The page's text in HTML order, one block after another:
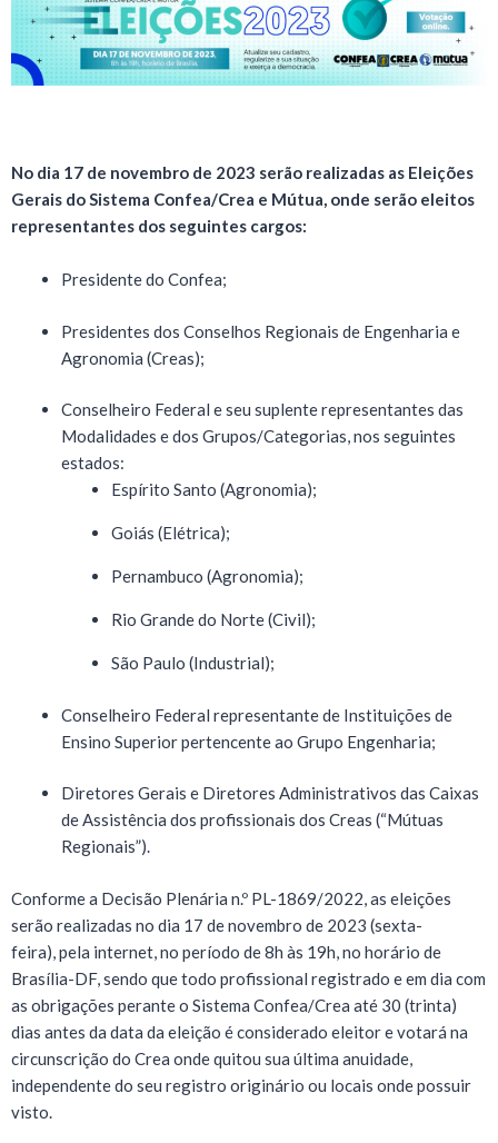
No dia 17 de novembro de 2023 serão realizadas as Eleições
Gerais do Sistema Confea/Crea e Mútua, onde serão eleitos
representantes dos seguintes cargos:
Presidente do Confea;
Presidentes dos Conselhos Regionais de Engenharia e
Agronomia (Creas);
Conselheiro Federal e seu suplente representantes das
Modalidades e dos Grupos/Categorias, nos seguintes
estados:
Espírito Santo (Agronomia);
Goiás (Elétrica);
Pernambuco (Agronomia);
Rio Grande do Norte (Civil);
São Paulo (Industrial);
Conselheiro Federal representante de Instituições de
Ensino Superior pertencente ao Grupo Engenharia;
Diretores Gerais e Diretores Administrativos das Caixas
de Assistência dos profissionais dos Creas (“Mútuas
Regionais”).
Conforme a Decisão Plenária n.º PL-1869/2022, as eleições
serão realizadas no dia 17 de novembro de 2023 (sexta-
feira), pela internet, no período de 8h às 19h, no horário de
Brasília-DF, sendo que todo profissional registrado e em dia com
as obrigações perante o Sistema Confea/Crea até 30 (trinta)
dias antes da data da eleição é considerado eleitor e votará na
circunscrição do Crea onde quitou sua última anuidade,
independente do seu registro originário ou locais onde possuir
visto.